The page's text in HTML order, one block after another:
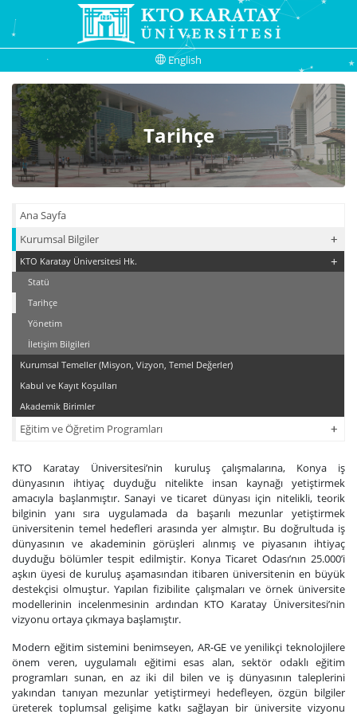
English
Tarihçe
Ana Sayfa
Kurumsal Bilgiler
+
+
KTO Karatay Üniversitesi Hk. +
Statü
Tarihçe
Yönetim
İletişim Bilgileri
Kurumsal Temeller (Misyon, Vizyon, Temel Değerler)
Kabul ve Kayıt Koşulları
Akademik Birimler
Eğitim ve Öğretim Programları +
+
KTO Karatay Üniversitesi’nin kuruluş çalışmalarına, Konya iş
dünyasının ihtiyaç duyduğu nitelikte insan kaynağı yetiştirmek
amacıyla başlanmıştır. Sanayi ve ticaret dünyası için nitelikli, teorik
bilginin yanı sıra uygulamada da başarılı mezunlar yetiştirmek
üniversitenin temel hedefleri arasında yer almıştır. Bu doğrultuda iş
dünyasının ve akademinin görüşleri alınmış ve piyasanın ihtiyaç
duyduğu bölümler tespit edilmiştir. Konya Ticaret Odası’nın 25.000’i
aşkın üyesi de kuruluş aşamasından itibaren üniversitenin en büyük
destekçisi olmuştur. Yapılan fizibilite çalışmaları ve örnek üniversite
modellerinin incelenmesinin ardından KTO Karatay Üniversitesi’nin
vizyonu ortaya çıkmaya başlamıştır.
Modern eğitim sistemini benimseyen, AR-GE ve yenilikçi teknolojilere
önem veren, uygulamalı eğitimi esas alan, sektör odaklı eğitim
programları sunan, en az iki dil bilen ve iş dünyasının taleplerini
yakından tanıyan mezunlar yetiştirmeyi hedefleyen, özgün bilgiler
üreterek toplumsal gelişime katkı sağlayan bir üniversite vizyonu